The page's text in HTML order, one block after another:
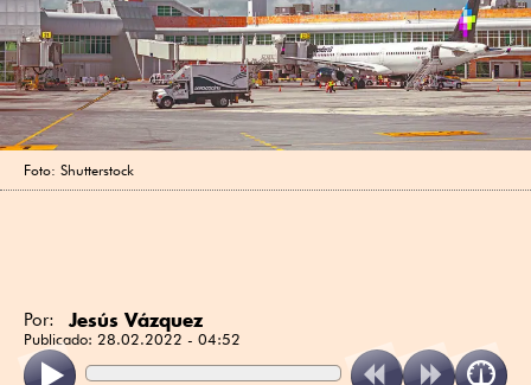
Foto: Shutterstock
Por: Jesús Vázquez
Publicado: 28.02.2022 - 04:52